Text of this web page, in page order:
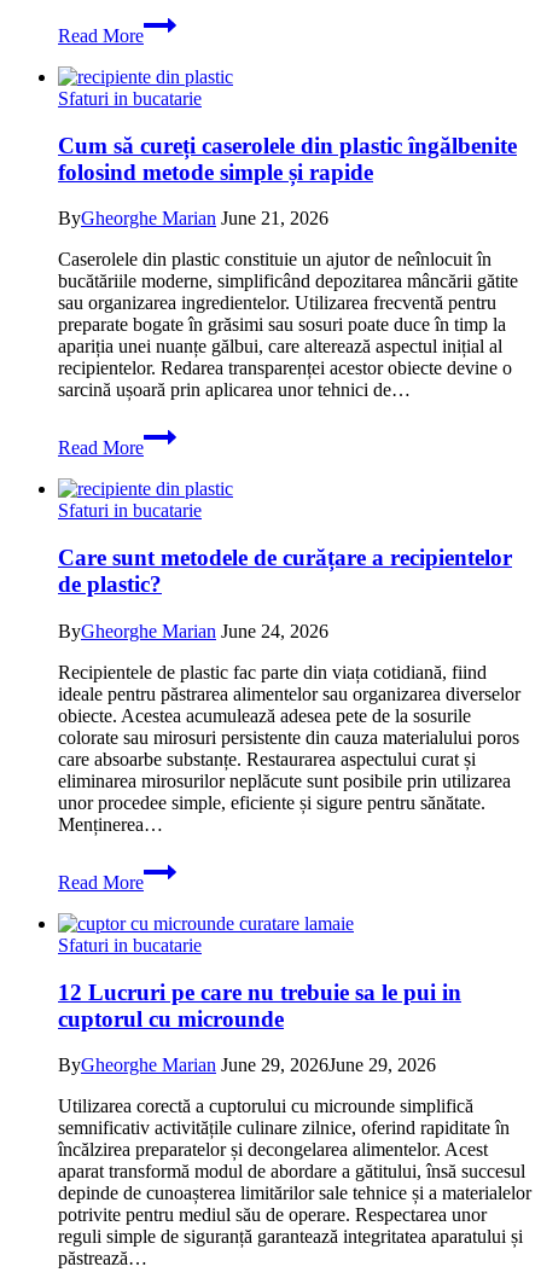
Read More
Cum
să
caserolele
din
îngălbenite
fără
le
Sfaturi in bucatarie
Cum să cureți caserolele din plastic îngălbenite
folosind metode simple și rapide
ByGheorghe Marian June 21, 2026
Caserolele din plastic constituie un ajutor de neînlocuit în
bucătăriile moderne, simplificând depozitarea mâncării gătite
sau organizarea ingredientelor. Utilizarea frecventă pentru
preparate bogate în grăsimi sau sosuri poate duce în timp la
apariția unei nuanțe gălbui, care alterează aspectul inițial al
recipientelor. Redarea transparenței acestor obiecte devine o
sarcină ușoară prin aplicarea unor tehnici de…
Read More
Cum
să
caserolele
din
îngălbenite
folosind
simple
și
rapide
Sfaturi in bucatarie
Care sunt metodele de curățare a recipientelor
de plastic?
ByGheorghe Marian June 24, 2026
Recipientele de plastic fac parte din viața cotidiană, fiind
ideale pentru păstrarea alimentelor sau organizarea diverselor
obiecte. Acestea acumulează adesea pete de la sosurile
colorate sau mirosuri persistente din cauza materialului poros
care absoarbe substanțe. Restaurarea aspectului curat și
eliminarea mirosurilor neplăcute sunt posibile prin utilizarea
unor procedee simple, eficiente și sigure pentru sănătate.
Menținerea…
Read More
Care
sunt
de
curățare
recipientelor
de
Sfaturi in bucatarie
12 Lucruri pe care nu trebuie sa le pui in
cuptorul cu microunde
ByGheorghe Marian June 29, 2026June 29, 2026
Utilizarea corectă a cuptorului cu microunde simplifică
semnificativ activitățile culinare zilnice, oferind rapiditate în
încălzirea preparatelor și decongelarea alimentelor. Acest
aparat transformă modul de abordare a gătitului, însă succesul
depinde de cunoașterea limitărilor sale tehnice și a materialelor
potrivite pentru mediul său de operare. Respectarea unor
reguli simple de siguranță garantează integritatea aparatului și
păstrează…